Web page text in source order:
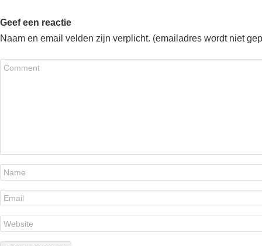
Geef een reactie
Naam en email velden zijn verplicht. (emailadres wordt niet